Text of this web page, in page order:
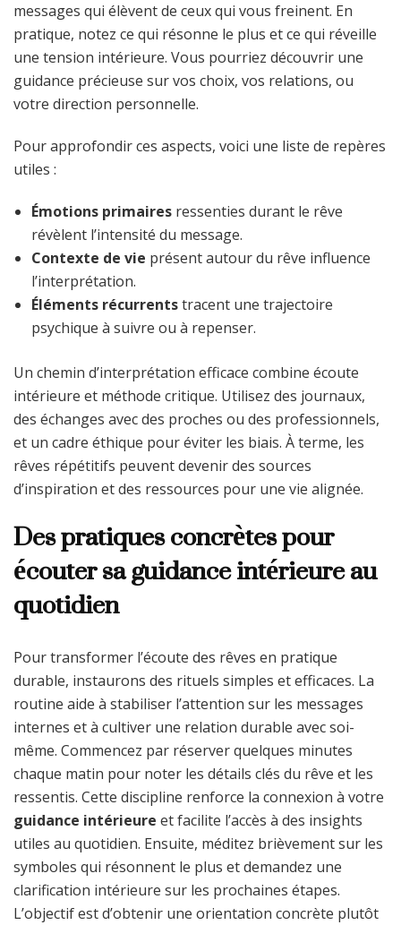
messages qui élèvent de ceux qui vous freinent. En
pratique, notez ce qui résonne le plus et ce qui réveille
une tension intérieure. Vous pourriez découvrir une
guidance précieuse sur vos choix, vos relations, ou
votre direction personnelle.
Pour approfondir ces aspects, voici une liste de repères
utiles :
Émotions primaires ressenties durant le rêve
révèlent l’intensité du message.
Contexte de vie présent autour du rêve influence
l’interprétation.
Éléments récurrentstracent une trajectoire
psychique à suivre ou à repenser.
Un chemin d’interprétation efficace combine écoute
intérieure et méthode critique. Utilisez des journaux,
des échanges avec des proches ou des professionnels,
et un cadre éthique pour éviter les biais. À terme, les
rêves répétitifs peuvent devenir des sources
d’inspiration et des ressources pour une vie alignée.
Des pratiques concrètes pour
écouter sa guidance intérieure au
quotidien
Pour transformer l’écoute des rêves en pratique
durable, instaurons des rituels simples et efficaces. La
routine aide à stabiliser l’attention sur les messages
internes et à cultiver une relation durable avec soi-
même. Commencez par réserver quelques minutes
chaque matin pour noter les détails clés du rêve et les
ressentis. Cette discipline renforce la connexion à votre
guidance intérieure et facilite l’accès à des insights
utiles au quotidien. Ensuite, méditez brièvement sur les
symboles qui résonnent le plus et demandez une
clarification intérieure sur les prochaines étapes.
L’objectif est d’obtenir une orientation concrète plutôt